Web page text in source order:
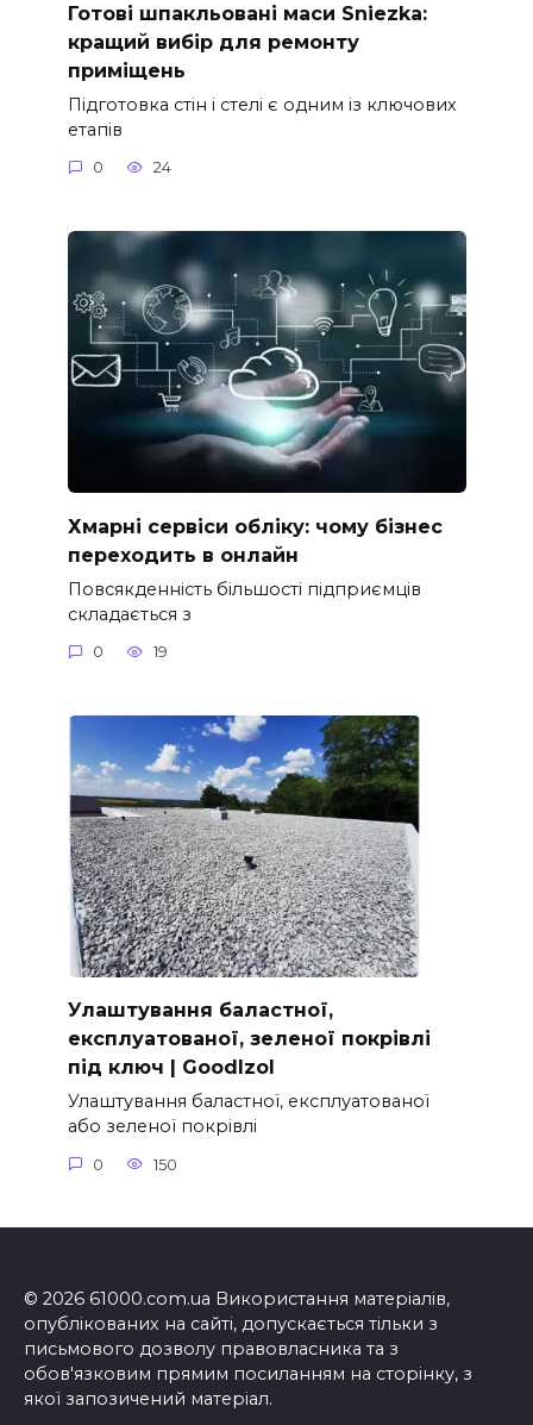
Готові шпакльовані маси Sniezka:
кращий вибір для ремонту
приміщень
Підготовка стін і стелі є одним із ключових
етапів
0 24
Хмарні сервіси обліку: чому бізнес
переходить в онлайн
Повсякденність більшості підприємців
складається з
0 19
Улаштування баластної,
експлуатованої, зеленої покрівлі
під ключ | GoodIzol
Улаштування баластної, експлуатованої
або зеленої покрівлі
0 150
© 2026 61000.com.ua Використання матеріалів,
опублікованих на сайті, допускається тільки з
письмового дозволу правовласника та з
обов'язковим прямим посиланням на сторінку, з
якої запозичений матеріал.